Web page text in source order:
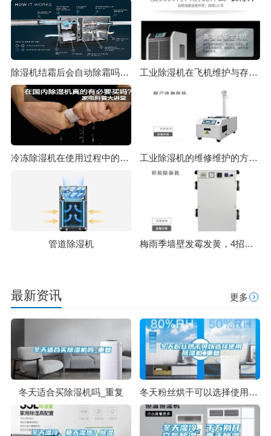
除湿机结霜后会自动除霜吗？除湿机除霜的原理是什么？ 工业除湿机在飞机维护与存储领域的应用
冷冻除湿机在使用过程中的特点 工业除湿机的维修维护的方法和步骤
管道除湿机 梅雨季墙壁发霉发黄，4招让它洁白如新
最新资讯 更多
冬天适合买除湿机吗_重复 冬天粉丝烘干可以选择使用除湿机_重复